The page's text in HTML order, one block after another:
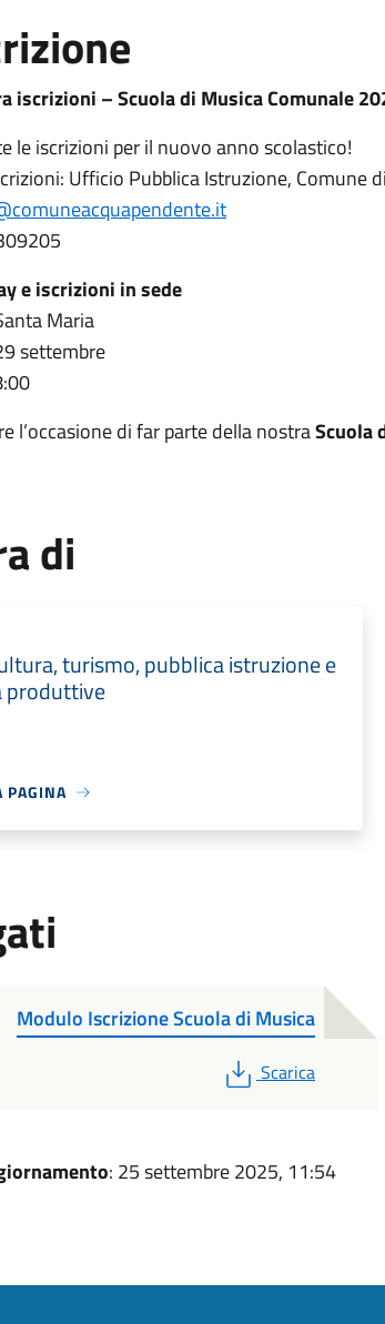
iscrizioni – Scuola di Musica Comunale
le iscrizioni per il nuovo anno scolastico!
Ufficio Pubblica Istruzione, Comune
e iscrizioni in sede
Maria
settembre
l’occasione di far parte della nostraScuola
di
turismo, pubblica istruzione e
PAGINA
Modulo Iscrizione Scuola di Musica
PDF
Scarica
: 25 settembre 2025, 11:54